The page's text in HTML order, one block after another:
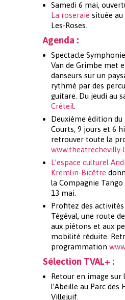
Samedi 6 mai,
La roseraie située au
Les-Roses.
Agenda :
Spectacle
Van de Grimbe met
danseurs sur un
rythmé par des
guitare. Du jeudi au
Créteil
Deuxième édition du
Courts, 9 jours et 6
retrouver toute la
L’espace culturel
Kremlin-Bicêtre
la Compagnie
13 mai.
Profitez des
Tégéval, une route
aux piétons et aux
mobilité réduite.
programmation
Sélection TVAL+ :
Retour en image sur
l’Abeille au Parc des
Villejuif.